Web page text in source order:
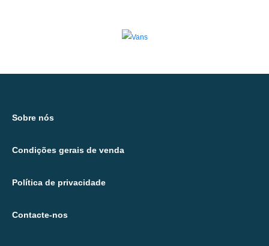
Sobre nós
Condições gerais de venda
Política de privacidade
Contacte-nos